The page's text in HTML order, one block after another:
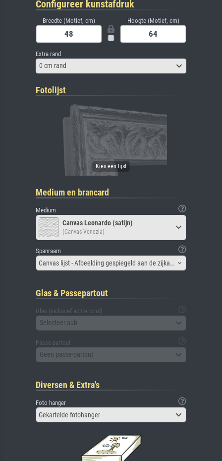
Configureer kunstafdruk
Breedte (Motief, cm) Hoogte (Motief, cm)
Extra rand
0 cm rand
Fotolijst
Medium en brancard
Medium
Canvas Leonardo (satijn)
(Canvas Venezia)
Spanraam
Canvas lijst - Afbeelding gespiegeld aan de zijkant
Glas & Passepartout
Glas (inclusief achterbord)
Selecteer aub
Passe-partout
Geen passe-partout
Diversen & Extra's
Foto hanger
Gekartelde fotohanger